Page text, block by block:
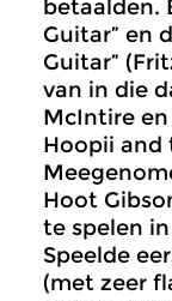
betaalden.
Guitar” en
Guitar”
van in die
McIntire en
Hoopii and
Hoot
te spelen
Speelde
(met zeer